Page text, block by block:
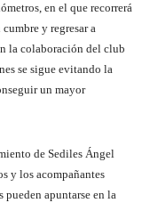
en el que recorrerá
y regresar a
la colaboración del club
se sigue evitando la
un mayor
de Sediles Ángel
y los acompañantes
pueden apuntarse en la